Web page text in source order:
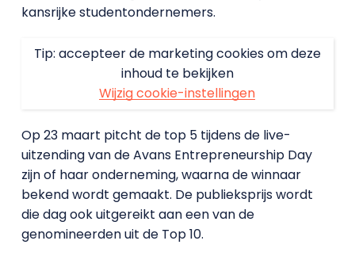
kansrijke studentondernemers.
Tip: accepteer de marketing cookies om deze
inhoud te bekijken
Wijzig cookie-instellingen
Op 23 maart pitcht de top 5 tijdens de live-
uitzending van de Avans Entrepreneurship Day
zijn of haar onderneming, waarna de winnaar
bekend wordt gemaakt. De publieksprijs wordt
die dag ook uitgereikt aan een van de
genomineerden uit de Top 10.